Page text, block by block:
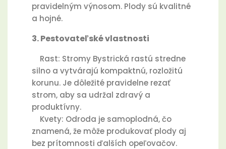
pravidelným výnosom. Plody sú kvalitné
a hojné.
3. Pestovateľské vlastnosti
Rast: Stromy Bystrická rastú stredne
silno a vytvárajú kompaktnú, rozložitú
korunu. Je dôležité pravidelne rezať
strom, aby sa udržal zdravý a
produktívny.
Kvety: Odroda je samoplodná, čo
znamená, že môže produkovať plody aj
bez prítomnosti ďalších opeľovačov.